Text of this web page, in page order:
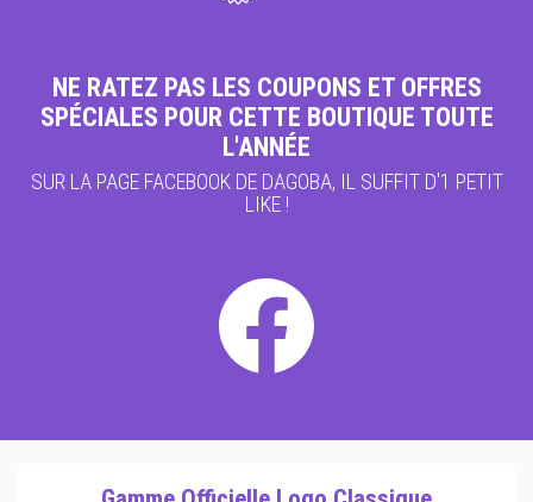
NE RATEZ PAS LES COUPONS ET OFFRES
SPÉCIALES POUR CETTE BOUTIQUE TOUTE
L'ANNÉE
SUR LA PAGE FACEBOOK DE DAGOBA, IL SUFFIT D'1 PETIT
LIKE !